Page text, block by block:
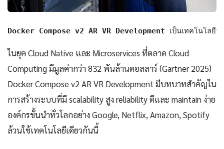
Docker Compose v2 AR VR Development เป็นเทคโนโลยี
ในยุค Cloud Native และ Microservices ที่ตลาด Cloud
Computing มีมูลค่ากว่า 832 พันล้านดอลลาร์ (Gartner 2025)
Docker Compose v2 AR VR Development มีบทบาทสำคัญใน
การสร้างระบบที่มี scalability สูง reliability ดีและ maintain ง่าย
องค์กรชั้นนำทั่วโลกอย่าง Google, Netflix, Amazon, Spotify
ล้วนใช้เทคโนโลยีเดียวกันนี้